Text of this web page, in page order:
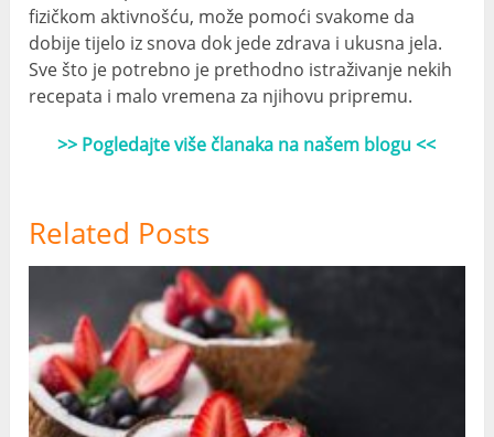
fizičkom aktivnošću, može pomoći svakome da
dobije tijelo iz snova dok jede zdrava i ukusna jela.
Sve što je potrebno je prethodno istraživanje nekih
recepata i malo vremena za njihovu pripremu.
>> Pogledajte više članaka na našem blogu <<
Related Posts